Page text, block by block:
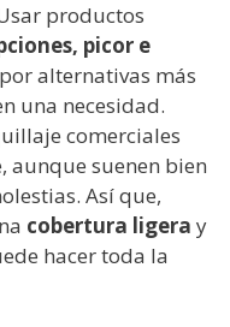
productos
picor e
alternativas más
una necesidad.
comerciales
aunque suenen bien
Así que,
cobertura ligera y
hacer toda la